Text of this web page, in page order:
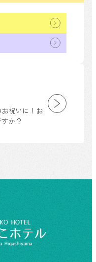
祝いに！お
か？